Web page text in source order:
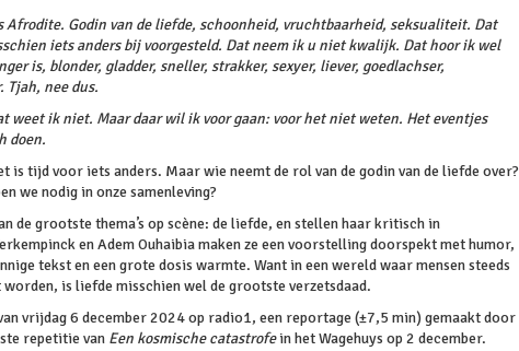
Afrodite. Godin van de liefde, schoonheid, vruchtbaarheid, seksualiteit. Dat
iets anders bij voorgesteld. Dat neem ik u niet kwalijk. Dat hoor ik wel
is, blonder, gladder, sneller, strakker, sexyer, liever, goedlachser,
Tjah, nee dus.
weet ik niet. Maar daar wil ik voor gaan: voor het niet weten. Het eventjes
doen.
is tijd voor iets anders. Maar wie neemt de rol van de godin van de liefde over?
we nodig in onze samenleving?
de grootste thema’s op scène: de liefde, en stellen haar kritisch in
en Adem Ouhaibia maken ze een voorstelling doorspekt met humor,
tekst en een grote dosis warmte. Want in een wereld waar mensen steeds
is liefde misschien wel de grootste verzetsdaad.
vrijdag 6 december 2024 op radio1, een reportage (±7,5 min) gemaakt door
repetitie van Een kosmische catastrofein het Wagehuys op 2 december.